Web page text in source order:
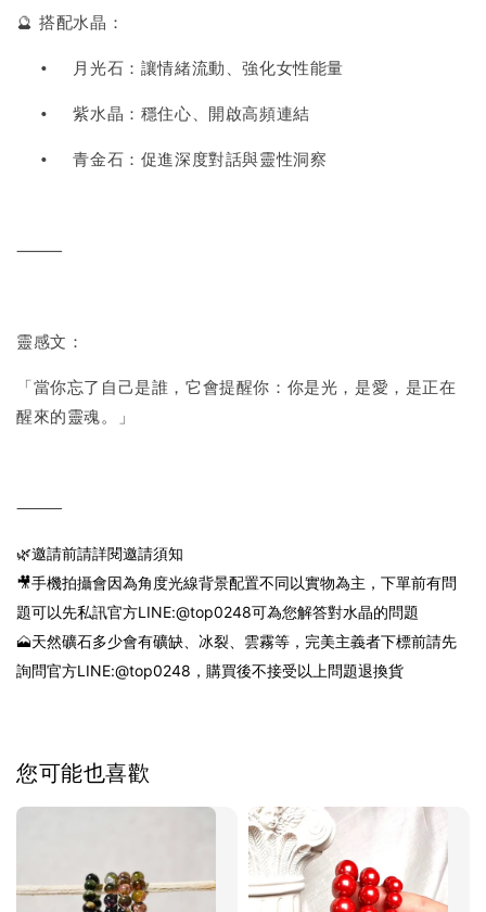
🔮 搭配水晶：
• 月光石：讓情緒流動、強化女性能量
• 紫水晶：穩住心、開啟高頻連結
• 青金石：促進深度對話與靈性洞察
⸻
靈感文：
「當你忘了自己是誰，它會提醒你：你是光，是愛，是正在
醒來的靈魂。」
⸻
🌿邀請前請詳閱邀請須知
🎥手機拍攝會因為角度光線背景配置不同以實物為主，下單前有問
題可以先私訊官方LINE:@top0248可為您解答對水晶的問題
🗻天然礦石多少會有礦缺、冰裂、雲霧等，完美主義者下標前請先
詢問官方LINE:@top0248 ，購買後不接受以上問題退換貨
您可能也喜歡